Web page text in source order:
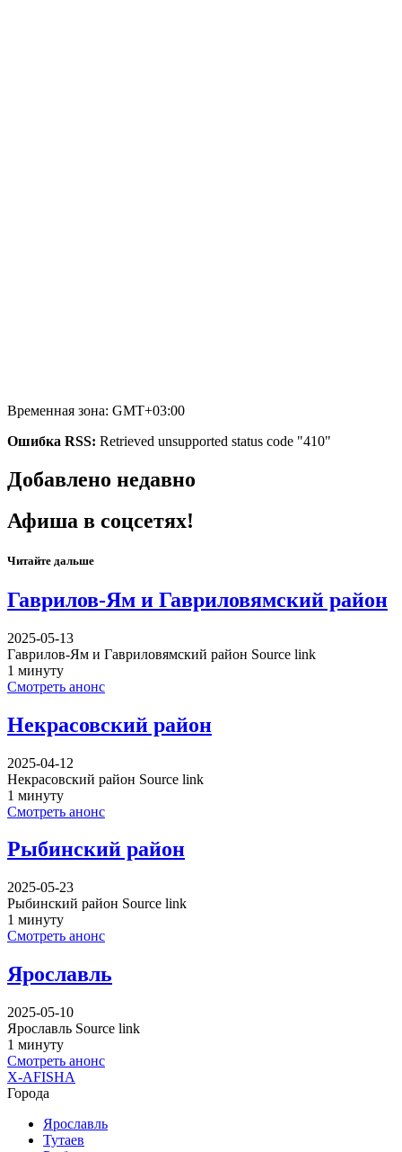
Временная зона: GMT+03:00
Ошибка RSS: Retrieved unsupported status code "410"
Добавлено недавно
Афиша в соцсетях!
Читайте дальше
Гаврилов-Ям и Гавриловямский район
2025-05-13
Гаврилов-Ям и Гавриловямский район Source link
1 минуту
Смотреть анонс
Некрасовский район
2025-04-12
Некрасовский район Source link
1 минуту
Смотреть анонс
Рыбинский район
2025-05-23
Рыбинский район Source link
1 минуту
Смотреть анонс
Ярославль
2025-05-10
Ярославль Source link
1 минуту
Смотреть анонс
X-AFISHA
Города
Ярославль
Тутаев